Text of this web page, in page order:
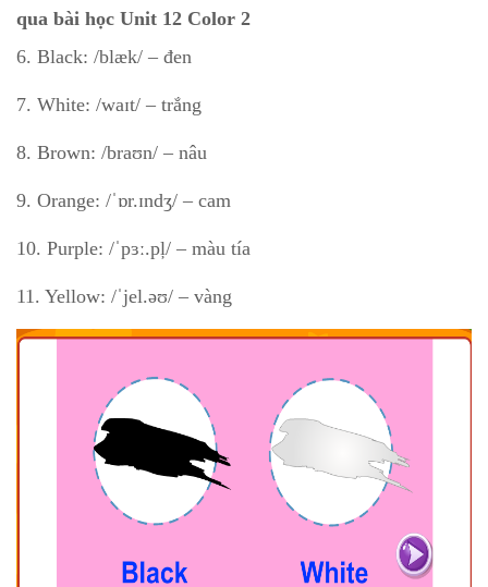
qua bài học Unit 12 Color 2
6. Black: /blæk/ – đen
7. White: /waɪt/ – trắng
8. Brown: /braʊn/ – nâu
9. Orange: /ˈɒr.ɪndʒ/ – cam
10. Purple: /ˈpɜː.pļ/ – màu tía
11. Yellow: /ˈjel.əʊ/ – vàng